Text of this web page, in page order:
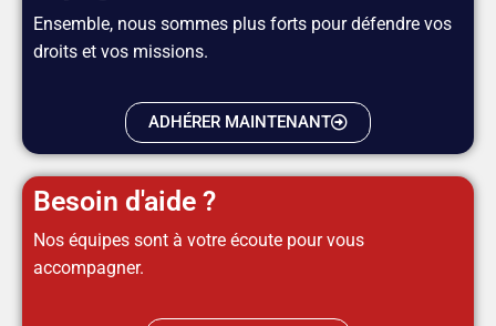
Ensemble, nous sommes plus forts pour défendre vos
droits et vos missions.
ADHÉRER MAINTENANT
Besoin d'aide ?
Nos équipes sont à votre écoute pour vous
accompagner.